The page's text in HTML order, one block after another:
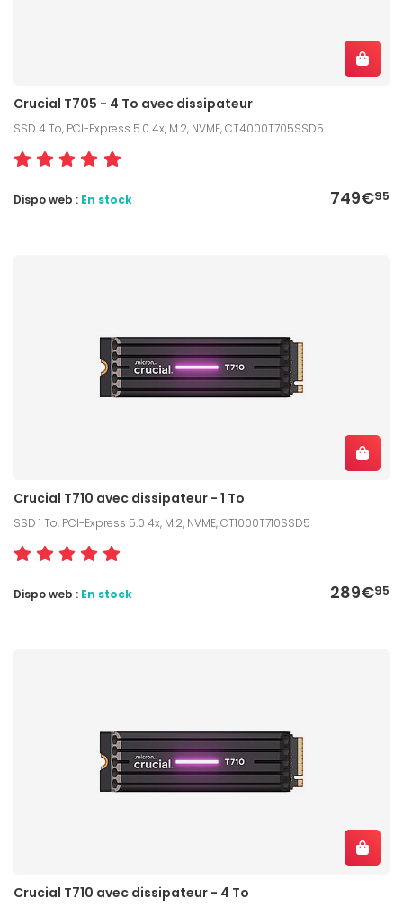
Crucial T705 - 4 To avec dissipateur
SSD 4 To, PCI-Express 5.0 4x, M.2, NVME, CT4000T705SSD5
749€95
Dispo web : En stock
Crucial T710 avec dissipateur - 1 To
SSD 1 To, PCI-Express 5.0 4x, M.2, NVME, CT1000T710SSD5
289€95
Dispo web : En stock
Crucial T710 avec dissipateur - 4 To